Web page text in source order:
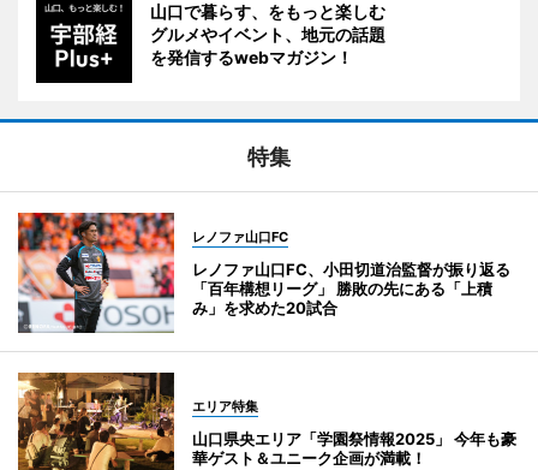
山口で暮らす、をもっと楽しむ
グルメやイベント、地元の話題
を発信するwebマガジン！
特集
レノファ山口FC
レノファ山口FC、小田切道治監督が振り返る
「百年構想リーグ」 勝敗の先にある「上積
み」を求めた20試合
エリア特集
山口県央エリア「学園祭情報2025」 今年も豪
華ゲスト＆ユニーク企画が満載！